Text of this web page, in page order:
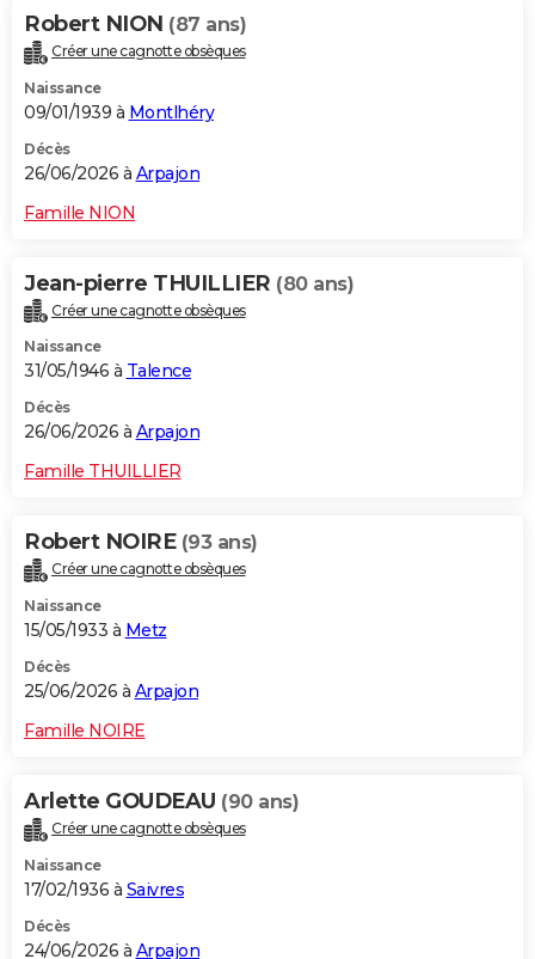
Robert NION (87 ans)
Créer une cagnotte obsèques
Naissance
09/01/1939 à Montlhéry
Décès
26/06/2026 à Arpajon
Famille NION
Jean-pierre THUILLIER (80 ans)
Créer une cagnotte obsèques
Naissance
31/05/1946 à Talence
Décès
26/06/2026 à Arpajon
Famille THUILLIER
Robert NOIRE (93 ans)
Créer une cagnotte obsèques
Naissance
15/05/1933 à Metz
Décès
25/06/2026 à Arpajon
Famille NOIRE
Arlette GOUDEAU (90 ans)
Créer une cagnotte obsèques
Naissance
17/02/1936 à Saivres
Décès
24/06/2026 à Arpajon